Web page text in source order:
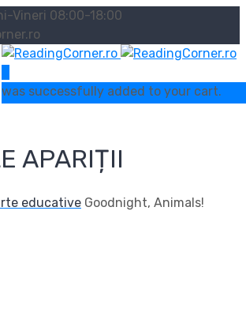
Vineri 08:00-18:00
was successfully added to your cart.
APARIȚII
educative Goodnight, Animals!